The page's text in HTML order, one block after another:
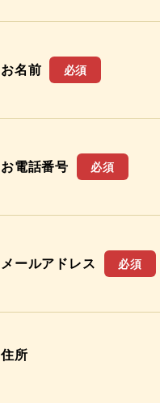
お名前 必須
お電話番号 必須
メールアドレス 必須
住所